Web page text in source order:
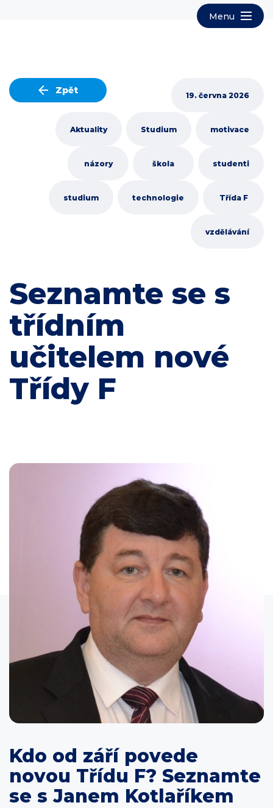
Zpět 19. června 2026
Aktuality Studium motivace
názory škola studenti
studium technologie Třída F
vzdělávání
Seznamte se s
třídním
učitelem nové
Třídy F
Kdo od září povede
novou Třídu F? Seznamte
se s Janem Kotlaříkem